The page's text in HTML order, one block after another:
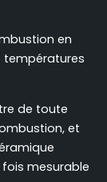
en
températures
de toute
et
mesurable